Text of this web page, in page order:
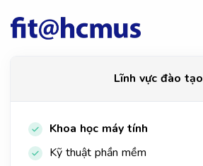
Lĩnh vực đào tạo
Khoa học máy tính
Kỹ thuật phần mềm